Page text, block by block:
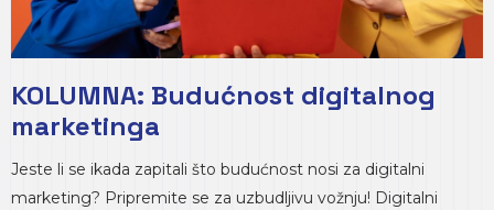
KOLUMNA: Budućnost digitalnog
marketinga
Jeste li se ikada zapitali što budućnost nosi za digitalni
marketing? Pripremite se za uzbudljivu vožnju! Digitalni